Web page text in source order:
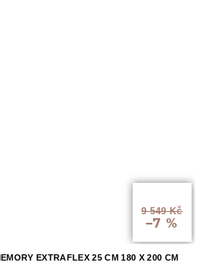
9 549 Kč
–7 %
EXTRAFLEX 25 CM 180 X 200 CM